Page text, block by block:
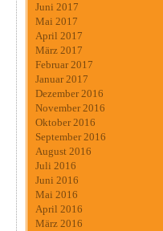
Juni 2017
Mai 2017
April 2017
März 2017
Februar 2017
Januar 2017
Dezember 2016
November 2016
Oktober 2016
September 2016
August 2016
Juli 2016
Juni 2016
Mai 2016
April 2016
März 2016